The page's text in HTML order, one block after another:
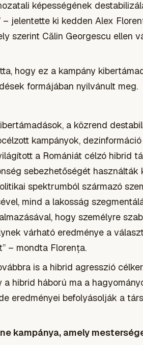
képességének
jelentette ki kedden Alex
szerint Călin Georgescu ellen
hogy ez a kampány
formájában nyilvánult meg.
a közrend
kampányok,
a Romániát célzó hibrid
sebezhetőségét használták
spektrumból származó
mind a lakosság
hogy személyre
várható eredménye a
– mondta Florența.
is a hibrid agresszió
hibrid háború ma a
eredményei befolyásolják a
kampánya, amely